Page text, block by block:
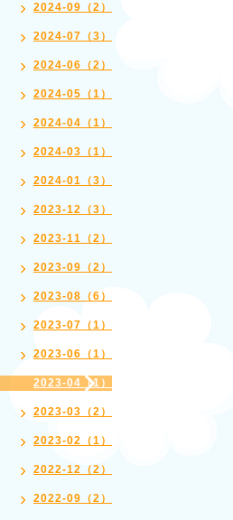
2024-09（2）
2024-07（3）
2024-06（2）
2024-05（1）
2024-04（1）
2024-03（1）
2024-01（3）
2023-12（3）
2023-11（2）
2023-09（2）
2023-08（6）
2023-07（1）
2023-06（1）
2023-04（1）
2023-03（2）
2023-02（1）
2022-12（2）
2022-09（2）